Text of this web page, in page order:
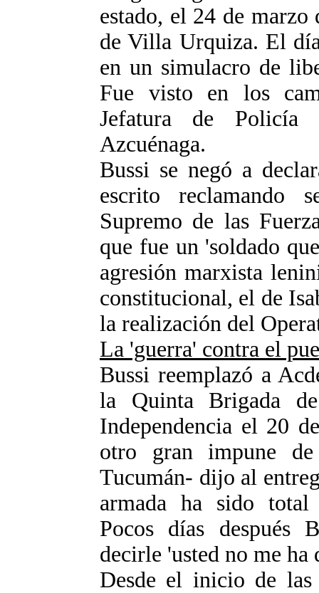
estado, el 24 de
de Villa Urquiza. El
en un simulacro de
Fue visto en los
Jefatura de
Azcuénaga.
Bussi se negó a
escrito reclamando
Supremo de las
que fue un 'soldado
agresión marxista
constitucional, el de
la realización del
La 'guerra' contra el
Bussi reemplazó a
la Quinta Brigada
Independencia el 20
otro gran impune
Tucumán- dijo al
armada ha sido total
Pocos días después
decirle 'usted no me ha
Desde el inicio de las